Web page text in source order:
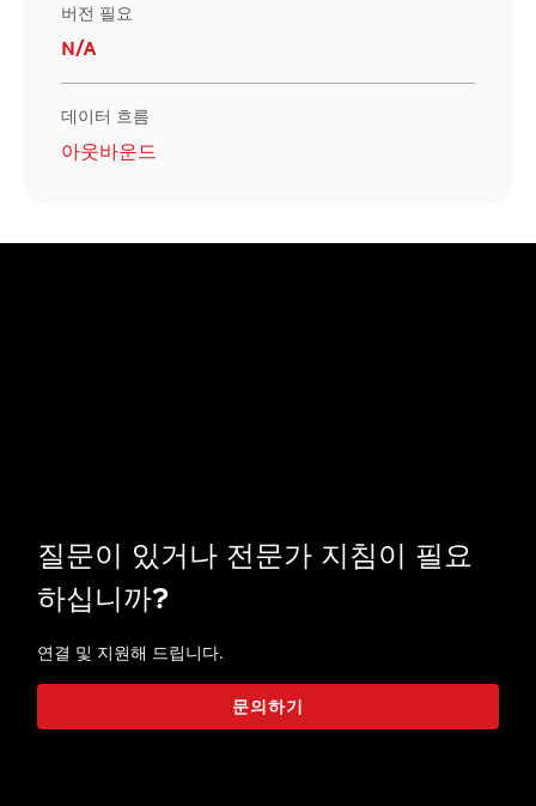
버전 필요
N/A
데이터 흐름
아웃바운드
질문이 있거나 전문가 지침이 필요
하십니까?
연결 및 지원해 드립니다.
문의하기